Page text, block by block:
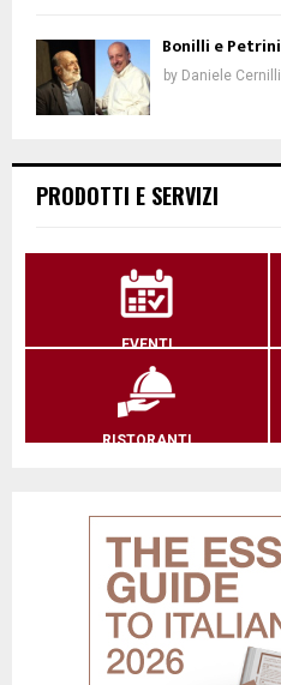
Bonilli e Petrini
by Daniele Cernilli
PRODOTTI E SERVIZI
EVENTI
RISTORANTI